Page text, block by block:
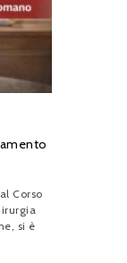
Corso
si è